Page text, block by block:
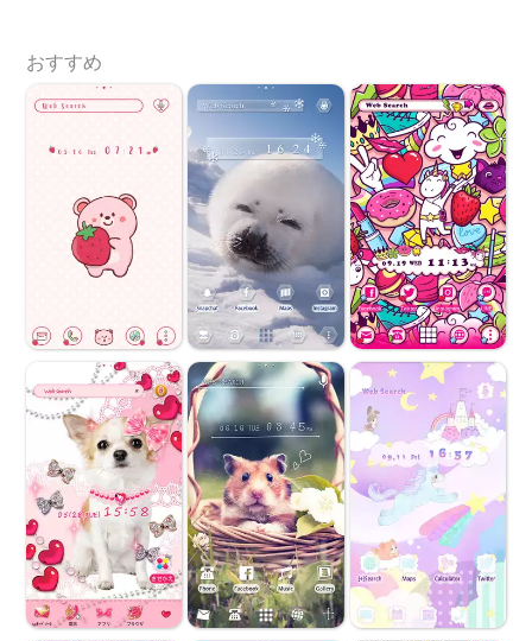
おすすめ